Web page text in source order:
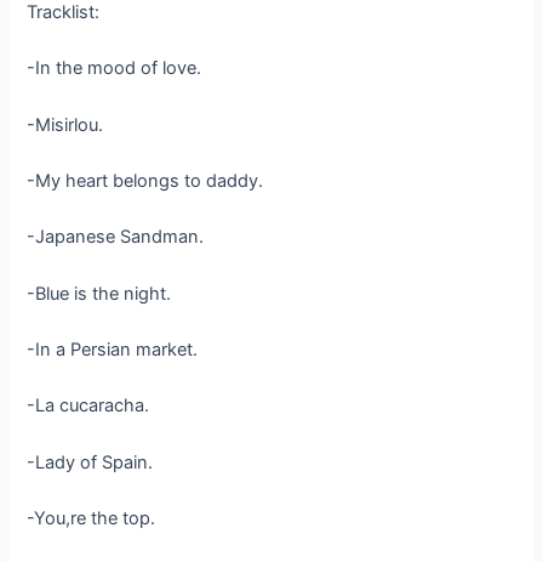
Tracklist:
-In the mood of love.
-Misirlou.
-My heart belongs to daddy.
-Japanese Sandman.
-Blue is the night.
-In a Persian market.
-La cucaracha.
-Lady of Spain.
-You,re the top.